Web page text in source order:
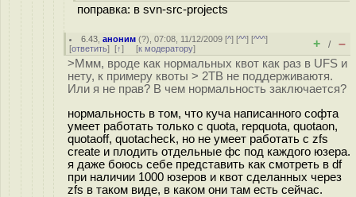
поправка: в svn-src-projects
6.43 ,аноним (?), 07:08, 11/12/2009 [^] [^^] [^^^]
[ответить] [↑] [к модератору] + / –
>Ммм, вроде как нормальных квот как раз в UFS и
нету, к примеру квоты > 2TB не поддерживаютя.
Или я не прав? В чем нормальность заключается?
нормальность в том, что куча написанного софта
умеет работать только с quota, repquota, quotaon,
quotaoff, quotacheck, но не умеет работать с zfs
create и плодить отдельные фс под каждого юзера.
я даже боюсь себе представить как смотреть в df
при наличии 1000 юзеров и квот сделанных через
zfs в таком виде, в каком они там есть сейчас.